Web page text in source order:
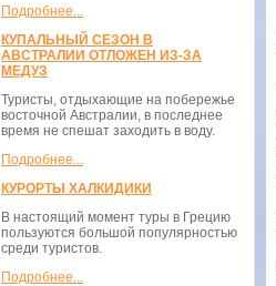
Подробнее...
КУПАЛЬНЫЙ СЕЗОН В
АВСТРАЛИИ ОТЛОЖЕН ИЗ-ЗА
МЕДУЗ
Туристы, отдыхающие на побережье
восточной Австралии, в последнее
время не спешат заходить в воду.
Подробнее...
КУРОРТЫ ХАЛКИДИКИ
В настоящий момент туры в Грецию
пользуются большой популярностью
среди туристов.
Подробнее...